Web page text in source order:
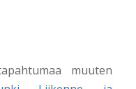
muuten